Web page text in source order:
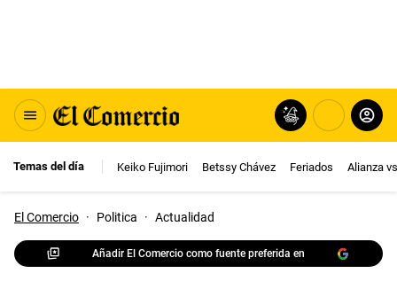
Temas del día Keiko Fujimori Betssy Chávez Feriados Alianza
El Comercio · Politica · Actualidad
Añadir El Comercio como fuente preferida en